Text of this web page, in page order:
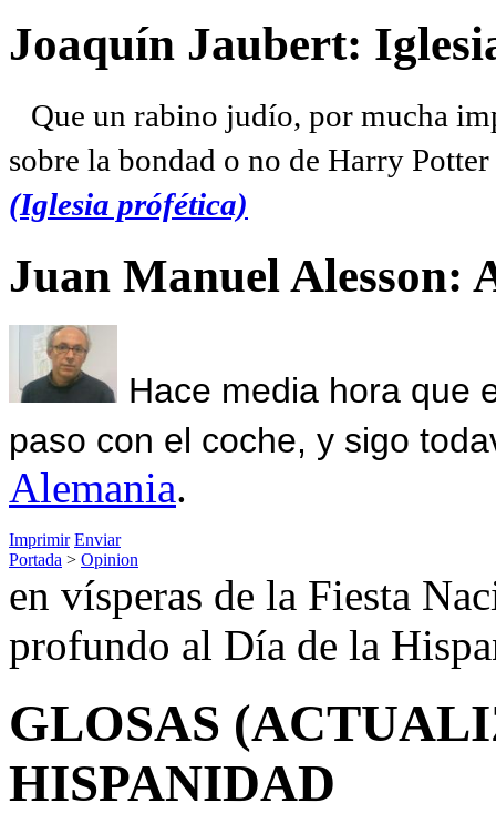
Joaquín Jaubert:
Que un rabino judío, por mucha
sobre la bondad o no de Harry
(Iglesia prófética)
Juan Manuel Alesson:
Hace media hora que
paso con el coche, y sigo
Alemania.
Imprimir Enviar
Portada > Opinion
en vísperas de la Fiesta
profundo al Día de la
GLOSAS
HISPANIDAD